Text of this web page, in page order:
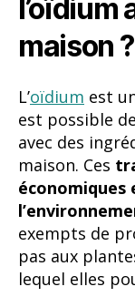
l’oïdium
maison ?
L’oïdium est
est possible
avec des
maison. Ces
économiques
exempts de
pas aux
lequel elles